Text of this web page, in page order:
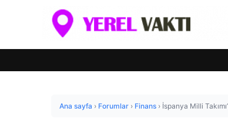
Ana sayfa › Forumlar › Finans › İspanya Milli